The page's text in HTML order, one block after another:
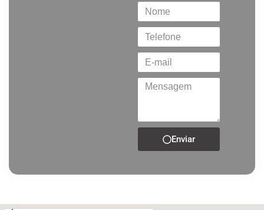
Enviar